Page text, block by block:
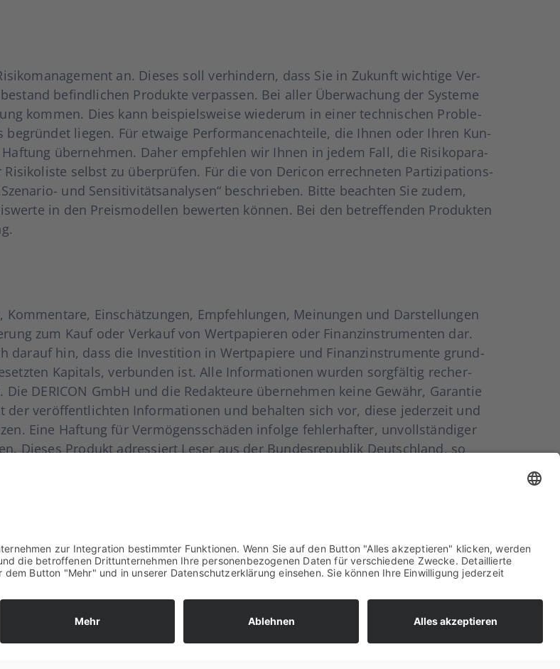
an. Die­ses soll ver­hin­dern, dass Sie in Zukunft wich­ti­ge Ver­
befind­li­chen Pro­duk­te ver­pas­sen. Bei aller Über­wa­chung der Sys­te­me
kom­men. Dies kann bei­spiels­wei­se wie­der­um in einer tech­ni­schen Pro­ble­
lie­gen. Für etwa­ige Per­for­man­cen­ach­tei­le, die Ihnen oder Ihren Kun­
über­neh­men. Daher emp­feh­len wir Ihnen in jedem Fall, die Risi­ko­pa­ra­
selbst zu über­prü­fen. Für die von Der­icon errech­ne­ten Par­ti­zi­pa­ti­ons­
und Sen­si­ti­vi­täts­ana­ly­sen“ beschrie­ben. Bit­te beach­ten Sie zudem,
in den Preis­mo­del­len bewer­ten kön­nen. Bei den betref­fen­den Pro­duk­ten
Ein­schät­zun­gen, Emp­feh­lun­gen, Mei­nun­gen und Dar­stel­lun­gen
zum Kauf oder Ver­kauf von Wert­pa­pie­ren oder Finanz­in­stru­men­ten dar.
dar­auf hin, dass die Inves­ti­ti­on in Wert­pa­pie­re und Finanz­in­stru­men­te grund­
Kapi­tals, ver­bun­den ist. Alle Infor­ma­tio­nen wur­den sorg­fäl­tig recher­
DERICON GmbH und die Redak­teu­re über­neh­men kei­ne Gewähr, Garan­tie
ver­öf­fent­lich­ten Infor­ma­tio­nen und behal­ten sich vor, die­se jeder­zeit und
Eine Haf­tung für Ver­mö­gens­schä­den infol­ge feh­ler­haf­ter, unvoll­stän­di­ger
Die­ses Pro­dukt adres­siert Leser aus der Bun­des­re­pu­blik Deutsch­land, so
die Der­icon Mit­ar­bei­te­rin­nen und Mit­ar­bei­ter selbst­ver­ständ­lich ger­ne zur